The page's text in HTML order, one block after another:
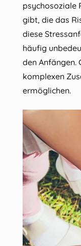
psychosoziale
gibt, die das
diese
häufig
den Anfängen.
komplexen
ermöglichen.